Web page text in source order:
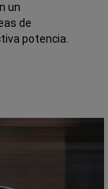
un
de
potencia.